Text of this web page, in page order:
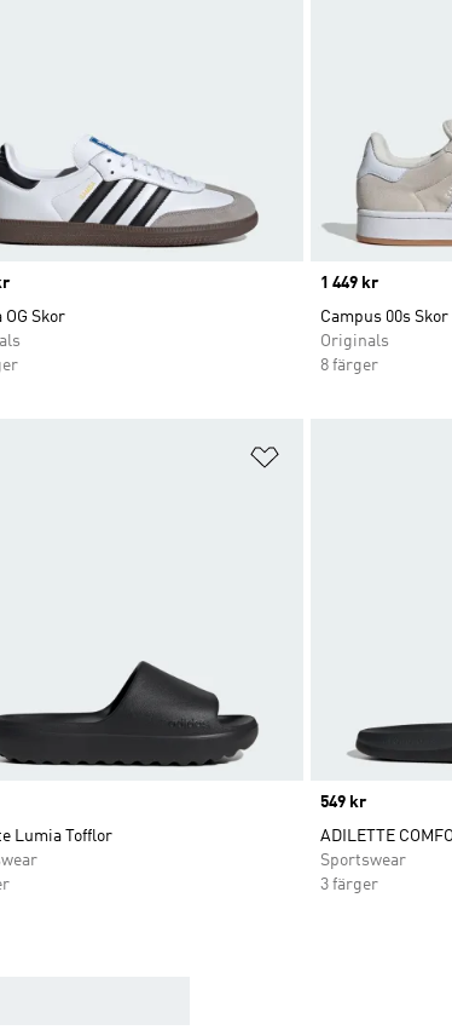
OG Skor
Price
1 449 kr
Campus 00s Skor
Originals
8 färger
Lumia Tofflor
Price
549 kr
ADILETTE
Sportswear
3 färger